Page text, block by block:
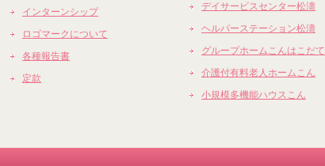
インターンシップ
ロゴマークについて
各種報告書
定款
デイサービスセンター松濤
ヘルパーステーション松濤
グループホームこんはこだて
介護付有料老人ホームこん
小規模多機能ハウスこん